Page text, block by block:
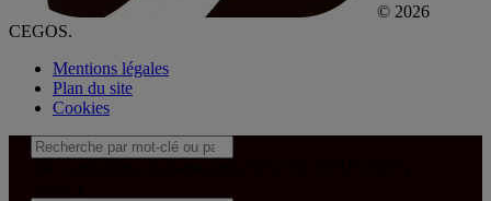
© 2026
CEGOS.
Mentions légales
Plan du site
Cookies